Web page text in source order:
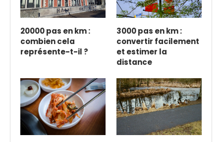
20000 pas en km :
combien cela
représente-t-il ?
3000 pas en km :
convertir facilement
et estimer la
distance